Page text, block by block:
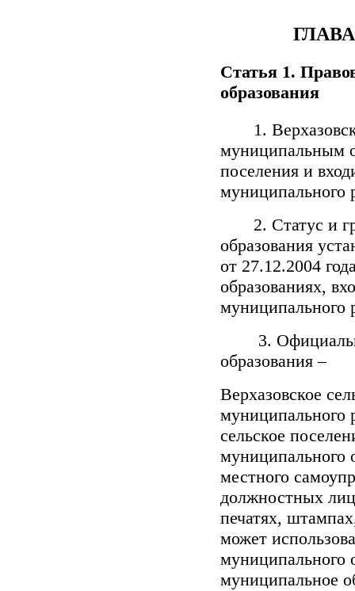
Статья 1.
образования
1.
муниципальным
поселения и
муниципального
2. Статус и
образования
от 27.12.2004
образованиях,
муниципального
3.
образования –
Верхазовское
муниципального
сельское
муниципального
местного
должностных
печатях,
может
муниципального
муниципальное